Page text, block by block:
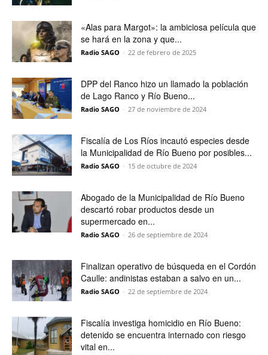
«Alas para Margot»: la ambiciosa película que
se hará en la zona y que...
Radio SAGO - 22 de febrero de 2025
DPP del Ranco hizo un llamado la población
de Lago Ranco y Río Bueno...
Radio SAGO - 27 de noviembre de 2024
Fiscalía de Los Ríos incautó especies desde
la Municipalidad de Río Bueno por posibles...
Radio SAGO - 15 de octubre de 2024
Abogado de la Municipalidad de Río Bueno
descartó robar productos desde un
supermercado en...
Radio SAGO - 26 de septiembre de 2024
Finalizan operativo de búsqueda en el Cordón
Caulle: andinistas estaban a salvo en un...
Radio SAGO - 22 de septiembre de 2024
Fiscalía investiga homicidio en Río Bueno:
detenido se encuentra internado con riesgo
vital en...